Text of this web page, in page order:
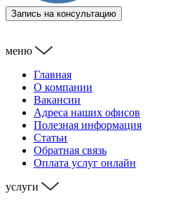
Запись на консультацию
меню
Главная
О компании
Вакансии
Адреса наших офисов
Полезная информация
Статьи
Обратная связь
Оплата услуг онлайн
услуги